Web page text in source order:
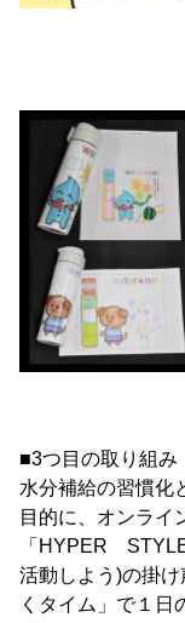
■3つ目の取り組み
水分補給の習慣化
目的に、オンライ
「HYPER
活動しよう)の掛
くタイム」で１日